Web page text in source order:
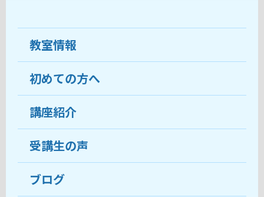
教室情報
教室について
受講生の声
おすすめ・人気の講座
目的から講座を探す
初めての方へ
ココがおすすめ
料金
受講までの流れ
講座紹介
受講生の声
ブログ